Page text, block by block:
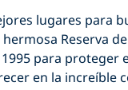
lugares para
Reserva
para proteger
en la increíble